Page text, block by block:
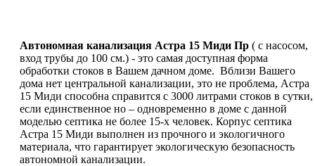
Автономная канализация Астра 15 Миди Пр ( с насосом,
вход трубы до 100 см.) - это самая доступная форма
обработки стоков в Вашем дачном доме. Вблизи Вашего
дома нет центральной канализации, это не проблема, Астра
15 Миди способна справится с 3000 литрами стоков в сутки,
если единственное но – одновременно в доме с данной
моделью септика не более 15-х человек. Корпус септика
Астра 15 Миди выполнен из прочного и экологичного
материала, что гарантирует экологическую безопасность
автономной канализации.